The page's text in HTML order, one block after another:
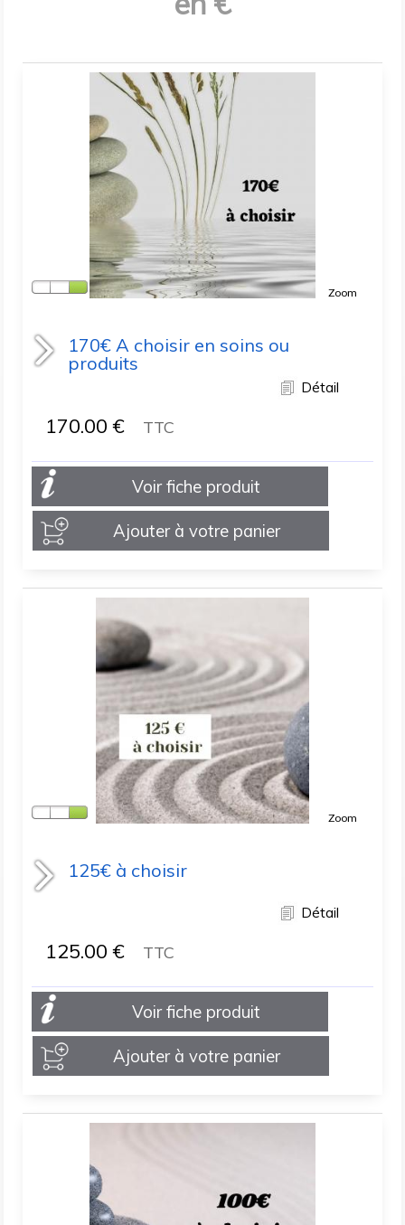
Zoom
170€ A choisir en soins ou
produits
Détail
170.00 € TTC
Voir fiche produit
Ajouter à votre panier
Zoom
125€ à choisir
Détail
125.00 € TTC
Voir fiche produit
Ajouter à votre panier